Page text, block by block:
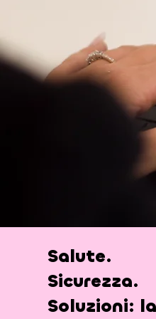
Salute.
Sicurezza.
Soluzioni: